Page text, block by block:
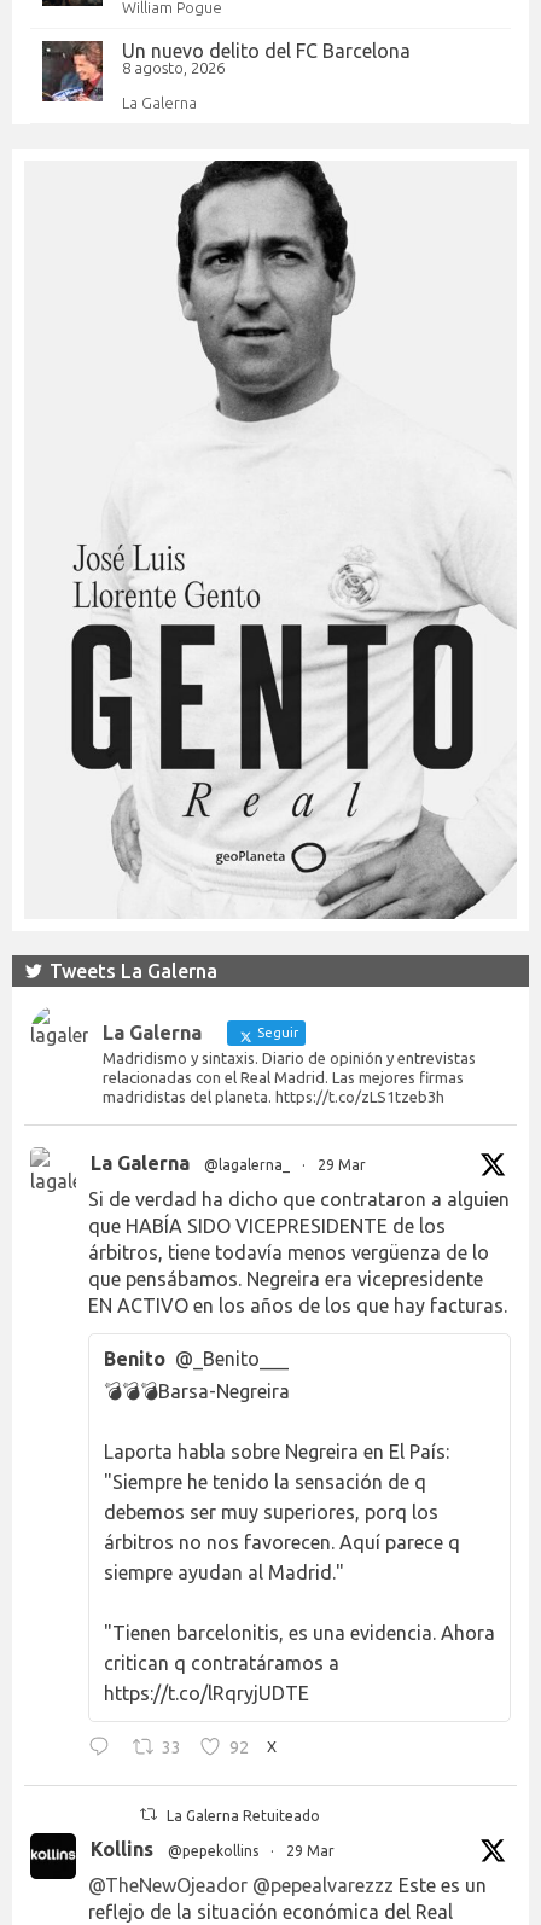
William Pogue
Un nuevo delito del FC Barcelona
8 agosto, 2026
La Galerna
Tweets La Galerna
La Galerna Seguir
Madridismo y sintaxis. Diario de opinión y entrevistas
relacionadas con el Real Madrid. Las mejores firmas
madridistas del planeta. https://t.co/zLS1tzeb3h
La Galerna @lagalerna_ · 29 Mar
Si de verdad ha dicho que contrataron a alguien
que HABÍA SIDO VICEPRESIDENTE de los
árbitros, tiene todavía menos vergüenza de lo
que pensábamos. Negreira era vicepresidente
EN ACTIVO en los años de los que hay facturas.
Benito @_Benito___
💣💣💣Barsa-Negreira
Laporta habla sobre Negreira en El País:
"Siempre he tenido la sensación de q
debemos ser muy superiores, porq los
árbitros no nos favorecen. Aquí parece q
siempre ayudan al Madrid."
"Tienen barcelonitis, es una evidencia. Ahora
critican q contratáramos a
https://t.co/lRqryjUDTE
33 92 X
La Galerna Retuiteado
Kollins @pepekollins · 29 Mar
@TheNewOjeador @pepealvarezzz Este es un
reflejo de la situación económica del Real